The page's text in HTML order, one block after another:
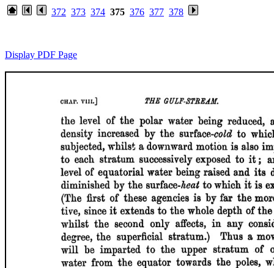
372 373 374 375 376 377 378
Display PDF Page